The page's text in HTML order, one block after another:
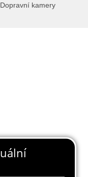
Dopravní kamery